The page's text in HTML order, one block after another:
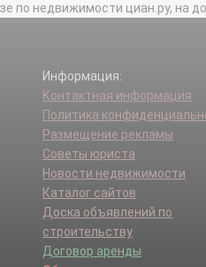
по недвижимости циан.ру, на
Информация:
Контактная информация
Политика
Размещение рекламы
Советы юриста
Новости недвижимости
Каталог сайтов
Доска объявлений по
строительству
Договор аренды